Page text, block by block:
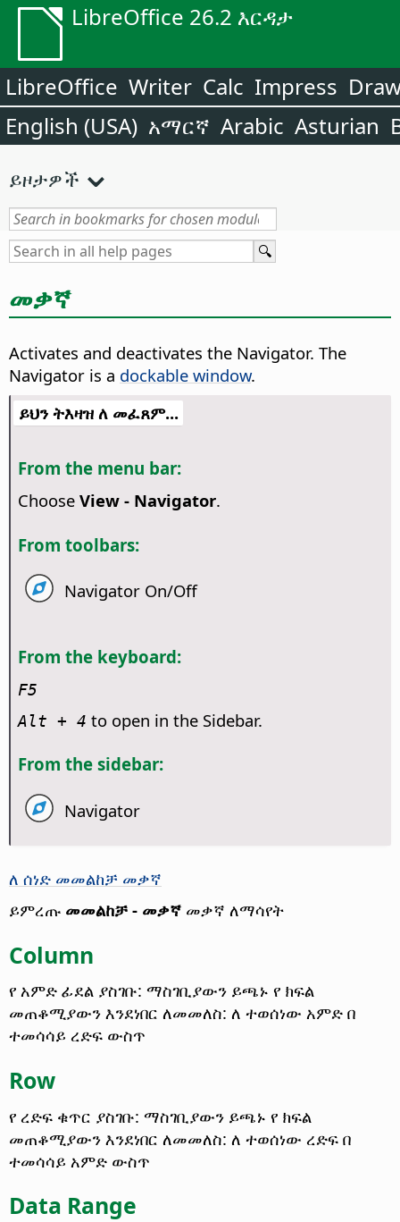
LibreOffice 26.2 እርዳታ
LibreOffice Writer Calc Impress
English (USA) አማርኛ Arabic Asturian
ይዞታዎች
መቃኛ
Activates and deactivates the Navigator. The
Navigator is a dockable window.
ይህን ትእዛዝ ለ መፈጸም...
From the menu bar:
Choose View - Navigator.
From toolbars:
Navigator On/Off
From the keyboard:
F5
Alt + 4 to open in the Sidebar.
From the sidebar:
Navigator
ለ ሰነድ መመልከቻ መቃኛ
ይምረጡ መመልከቻ - መቃኛ መቃኛ ለማሳየት
Column
የ አምድ ፊደል ያስገቡ: ማስገቢያውን ይጫኑ የ ክፍል
መጠቆሚያውን እንደነበር ለመመለስ: ለ ተወሰነው አምድ በ
ተመሳሳይ ረድፍ ውስጥ
Row
የ ረድፍ ቁጥር ያስገቡ: ማስገቢያውን ይጫኑ የ ክፍል
መጠቆሚያውን እንደነበር ለመመለስ: ለ ተወሰነው ረድፍ በ
ተመሳሳይ አምድ ውስጥ
Data Range